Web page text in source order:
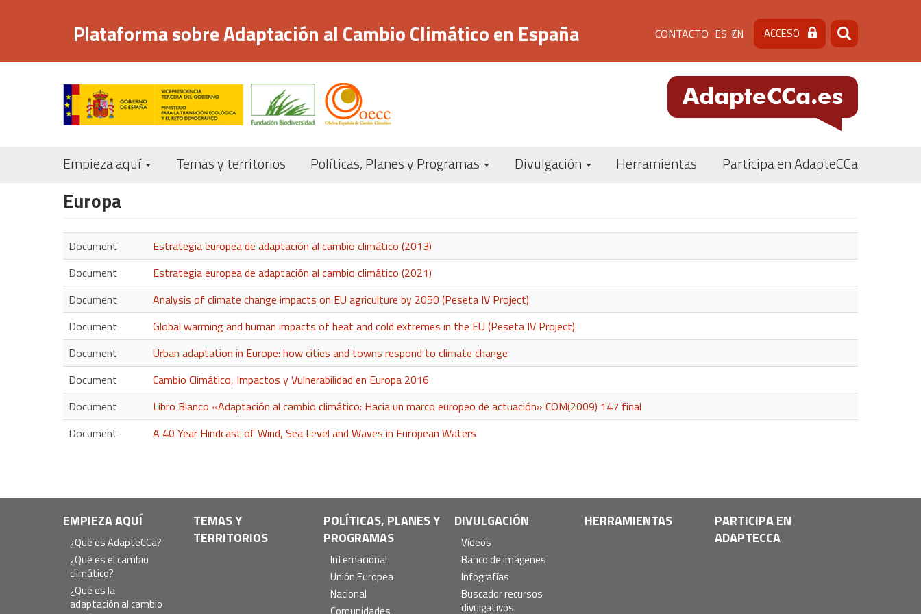
principal
Plataforma sobre Adaptación al Cambio Climático en España Menú
de
cabecera
[contacto]
CONTACTO ES EN ACCESO Buscar
Buscar
Navegación
Empieza aquí Temas y territorios Políticas, Planes y Programas Divulgación Herramientas Participa en AdapteCCa
Europa
Document
Estrategia europea de adaptación al cambio climático (2013)
Document
Estrategia europea de adaptación al cambio climático (2021)
Document
Analysis of climate change impacts on EU agriculture by 2050 (Peseta IV Project)
Document
Global warming and human impacts of heat and cold extremes in the EU (Peseta IV Project)
Document
Urban adaptation in Europe: how cities and towns respond to climate change
Document
Cambio Climático, Impactos y Vulnerabilidad en Europa 2016
Document
Libro Blanco «Adaptación al cambio climático: Hacia un marco europeo de actuación» COM(2009) 147 final
Document
A 40 Year Hindcast of Wind, Sea Level and Waves in European Waters
Navegación
principal
EMPIEZA AQUÍ
¿Qué es AdapteCCa?
¿Qué es el cambio
climático?
¿Qué es la
adaptación al cambio
TEMAS Y
TERRITORIOS
POLÍTICAS, PLANES Y
PROGRAMAS
Internacional
Unión Europea
Nacional
Comunidades
DIVULGACIÓN
Vídeos
Banco de imágenes
Infografías
Buscador recursos
divulgativos
HERRAMIENTAS
PARTICIPA EN
ADAPTECCA